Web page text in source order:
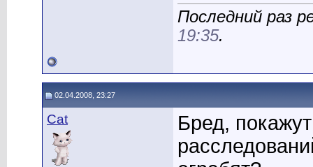
Последний раз
19:35.
02.04.2008, 23:27
Cat
Бред,